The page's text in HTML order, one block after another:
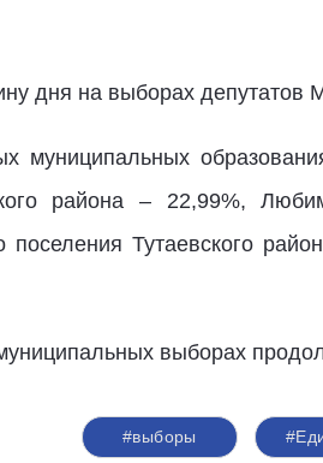
дня на выборах депутатов
муниципальных
района – 22,99%,
поселения Тутаевского
выборах
#выборы